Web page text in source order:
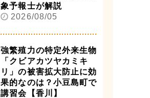
象予報士が解説
2026/08/05
強繁殖力の特定外来生物
「クビアカツヤカミキ
リ」の被害拡大防止に効
果的なのは？小豆島町で
講習会【香川】